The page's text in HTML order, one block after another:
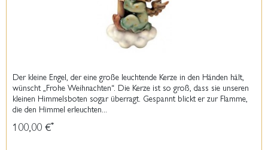
Der kleine Engel, der eine große leuchtende Kerze in den Händen hält,
wünscht „Frohe Weihnachten“. Die Kerze ist so groß, dass sie unseren
kleinen Himmelsboten sogar überragt. Gespannt blickt er zur Flamme,
die den Himmel erleuchten...
100,00 €*